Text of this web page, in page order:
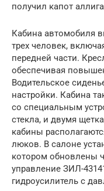
получил капот
Кабина автомобиля
трех человек,
передней части.
обеспечивая
Водительское
настройки. Кабина
со специальным
стекла, и двумя
кабины
люков. В салоне
котором обновлены
управление ЗИЛ-
гидроусилитель с